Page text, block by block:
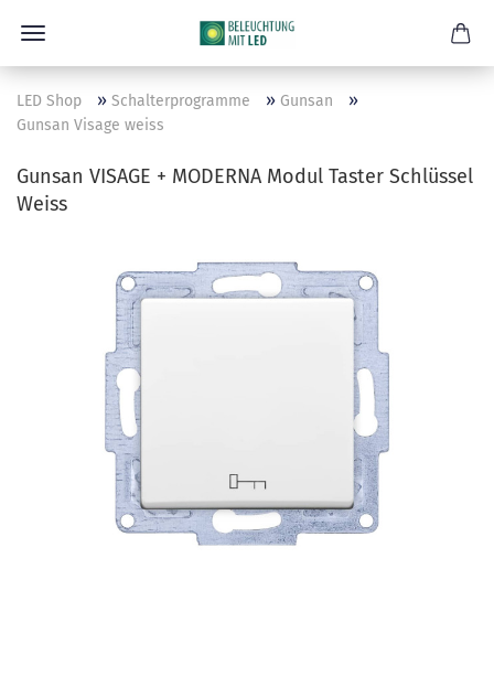
LED Shop » Schalterprogramme » Gunsan »
Gunsan Visage weiss
Gunsan VISAGE + MODERNA Modul Taster Schlüssel
Weiss